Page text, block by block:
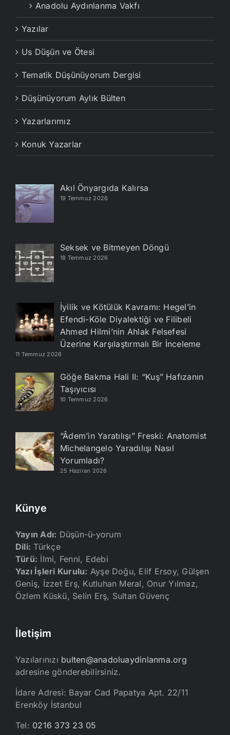
Anadolu Aydınlanma Vakfı
Yazılar
Us Düşün ve Ötesi
Tematik Düşünüyorum Dergisi
Düşünüyorum Aylık Bülten
Yazarlarımız
Konuk Yazarlar
Akıl Önyargıda Kalırsa
19 Temmuz 2026
Seksek ve Bitmeyen Döngü
18 Temmuz 2026
İyilik ve Kötülük Kavramı: Hegel’in
Efendi-Köle Diyalektiği ve Filibeli
Ahmed Hilmi’nin Ahlak Felsefesi
Üzerine Karşılaştırmalı Bir İnceleme
11 Temmuz 2026
Göğe Bakma Hali II: “Kuş” Hafızanın
Taşıyıcısı
10 Temmuz 2026
“Âdem’in Yaratılışı” Freski: Anatomist
Michelangelo Yaradılışı Nasıl
Yorumladı?
25 Haziran 2026
Künye
Yayın Adı: Düşün-ü-yorum
Dili: Türkçe
Türü: İlmi, Fenni, Edebi
Yazı İşleri Kurulu: Ayşe Doğu, Elif Ersoy, Gülşen
Geniş, İzzet Erş, Kutluhan Meral, Onur Yılmaz,
Özlem Küskü, Selin Erş, Sultan Güvenç
İletişim
Yazılarınızı bulten@anadoluaydinlanma.org
adresine gönderebilirsiniz.
İdare Adresi: Bayar Cad Papatya Apt. 22/11
Erenköy İstanbul
Tel: 0216 373 23 05